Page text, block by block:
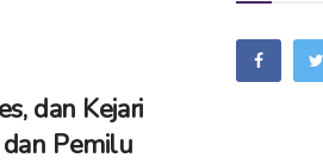
dan Kejari
Pemilu